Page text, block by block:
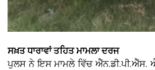
ਸਖ਼ਤ ਧਾਰਾਵਾਂ ਤਹਿਤ ਮਾਮਲਾ ਦਰਜ
ਪੁਲਸ ਨੇ ਇਸ ਮਾਮਲੇ ਵਿੱਚ ਐੱਨ.ਡੀ.ਪੀ.ਐੱਸ.